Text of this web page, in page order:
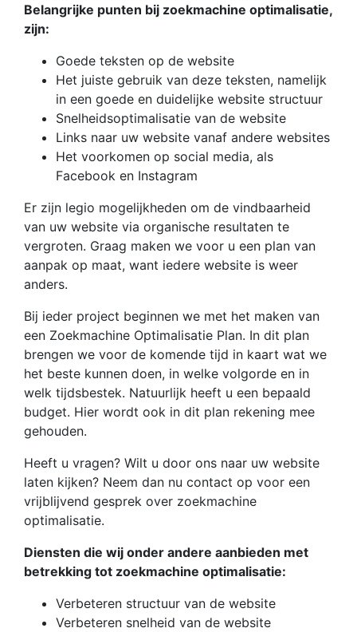
Belangrijke punten bij zoekmachine optimalisatie,
zijn:
Goede teksten op de website
Het juiste gebruik van deze teksten, namelijk
in een goede en duidelijke website structuur
Snelheidsoptimalisatie van de website
Links naar uw website vanaf andere websites
Het voorkomen op social media, als
Facebook en Instagram
Er zijn legio mogelijkheden om de vindbaarheid
van uw website via organische resultaten te
vergroten. Graag maken we voor u een plan van
aanpak op maat, want iedere website is weer
anders.
Bij ieder project beginnen we met het maken van
een Zoekmachine Optimalisatie Plan. In dit plan
brengen we voor de komende tijd in kaart wat we
het beste kunnen doen, in welke volgorde en in
welk tijdsbestek. Natuurlijk heeft u een bepaald
budget. Hier wordt ook in dit plan rekening mee
gehouden.
Heeft u vragen? Wilt u door ons naar uw website
laten kijken? Neem dan nu contact op voor een
vrijblijvend gesprek over zoekmachine
optimalisatie.
Diensten die wij onder andere aanbieden met
betrekking tot zoekmachine optimalisatie:
Verbeteren structuur van de website
Verbeteren snelheid van de website